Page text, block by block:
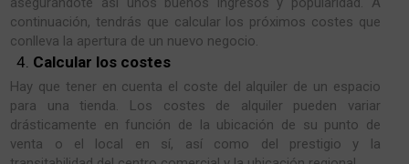
continuación, tendrás que calcular los próximos costes que
conlleva la apertura de un nuevo negocio.
Calcular los costes
Hay que tener en cuenta el coste del alquiler de un espacio
para una tienda. Los costes de alquiler pueden variar
drásticamente en función de la ubicación de su punto de
venta o el local en sí, así como del prestigio y la